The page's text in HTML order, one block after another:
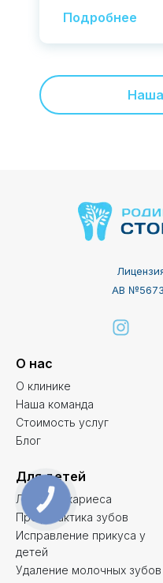
Подробнее
АВ
О нас
О клинике
Наша команда
Стоимость услуг
Блог
Для детей
Лечение кариеса
Профилактика зубов
Исправление прикуса у
детей
Удаление молочных зубов
КНОПКА
ЗВ'ЯЗКУ